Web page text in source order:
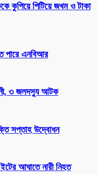
কুপিয়ে পিটিয়ে জখম ও টাকা
পারে এনবিআর
৩ জলদস্যু আটক
সপ্তাহ উদ্বোধন
আঘাতে নারী নিহত